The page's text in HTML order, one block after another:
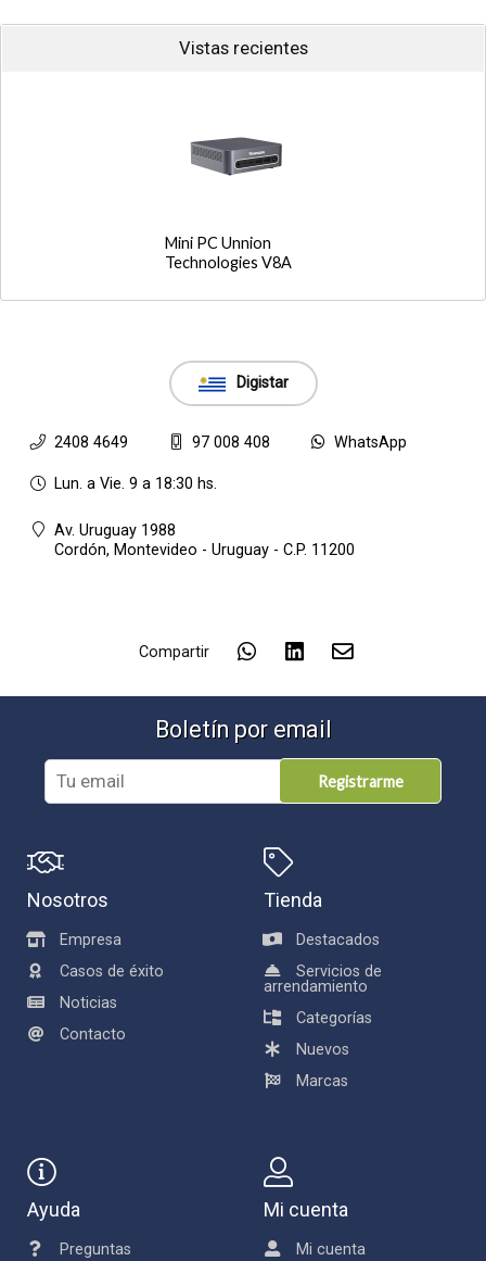
Vistas recientes
Mini PC Unnion
Technologies V8A
Digistar
2408 4649 97 008 408 WhatsApp
Lun. a Vie. 9 a 18:30 hs.
Av. Uruguay 1988
Cordón, Montevideo - Uruguay - C.P. 11200
Compartir
Boletín por email
Registrarme
Nosotros
Empresa
Casos de éxito
Noticias
Contacto
Tienda
Destacados
Servicios de
arrendamiento
Categorías
Nuevos
Marcas
Ayuda
Preguntas
Mi cuenta
Mi cuenta